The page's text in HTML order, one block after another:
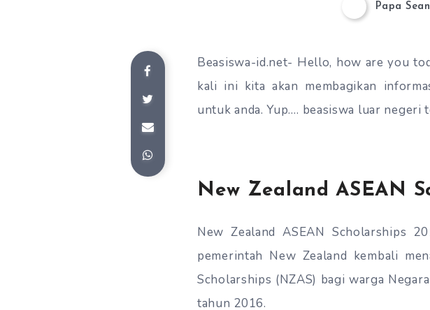
Papa Sean
Beasiswa-id.net- Hello, how are you
kali ini kita akan membagikan
untuk anda. Yup…. beasiswa luar
New Zealand ASEAN
New Zealand ASEAN Scholarships
pemerintah New Zealand kembali
Scholarships (NZAS) bagi warga
tahun 2016.